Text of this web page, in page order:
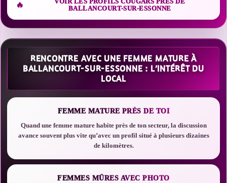
BALLANCOURT-SUR-ESSONNE
RENCONTRE AVEC UNE FEMME MATURE À
BALLANCOURT-SUR-ESSONNE : L’INTÉRÊT DU
LOCAL
FEMME MATURE PRÈS DE TOI
Quand une femme mature habite près de ton secteur, la discussion
avance souvent plus vite qu’avec un profil situé à plusieurs dizaines
de kilomètres.
FEMMES MÛRES AVEC PHOTO